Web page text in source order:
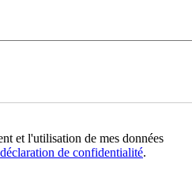
et l'utilisation de mes données
déclaration de confidentialité.